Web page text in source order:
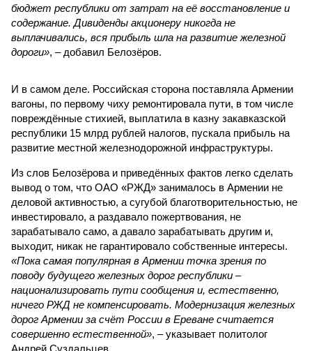
бюджет республики от затрат на её восстановление и
содержание. Дивиденды акционеру никогда не
выплачивались, вся прибыль шла на развитие железной
дороги», – добавил Белозёров.
И в самом деле. Российская сторона поставляла Армении
вагоны, по первому чиху ремонтировала пути, в том числе
повреждённые стихией, выплатила в казну закавказской
республики 15 млрд рублей налогов, пускала прибыль на
развитие местной железнодорожной инфраструктуры.
Из слов Белозёрова и приведённых фактов легко сделать
вывод о том, что ОАО «РЖД» занималось в Армении не
деловой активностью, а сугубой благотворительностью, не
инвестировало, а раздавало пожертвования, не
зарабатывало само, а давало зарабатывать другим и,
выходит, никак не гарантировало собственные интересы.
«Пока самая популярная в Армении точка зрения по
поводу будущего железных дорог рес­публики –
национализировать пути сообщения и, естественно,
ничего РЖД не компенсировать. Модернизация железных
дорог Армении за счёт России в Ереване считается
совершенно естественной», – указывает политолог
Андрей Суздальцев.